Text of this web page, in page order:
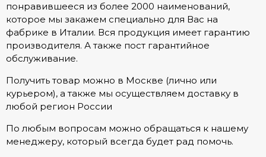
понравившееся из более 2000 наименований,
которое мы закажем специально для Вас на
фабрике в Италии. Вся продукция имеет гарантию
производителя. А также пост гарантийное
обслуживание.
Получить товар можно в Москве (лично или
курьером), а также мы осуществляем доставку в
любой регион России
По любым вопросам можно обращаться к нашему
менеджеру, который всегда будет рад помочь.